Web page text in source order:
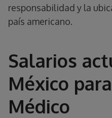
responsabilidad y la
país americano.
Salarios
México
Médico